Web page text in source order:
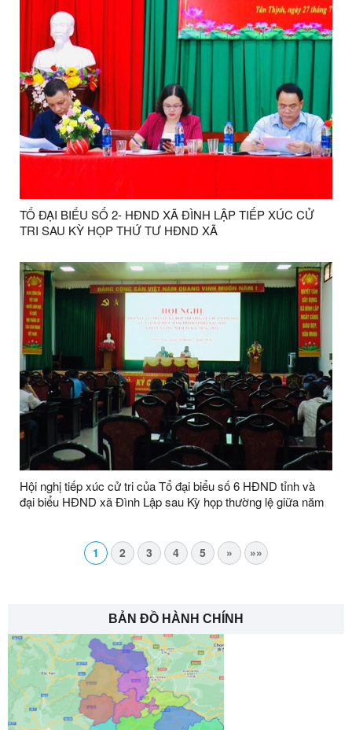
TỔ ĐẠI BIỂU SỐ 2- HĐND XÃ ĐÌNH LẬP TIẾP XÚC CỬ
TRI SAU KỲ HỌP THỨ TƯ HĐND XÃ
Hội nghị tiếp xúc cử tri của Tổ đại biểu số 6 HĐND tỉnh và
đại biểu HĐND xã Đình Lập sau Kỳ họp thường lệ giữa năm
1 2 3 4 5 » »»
BẢN ĐỒ HÀNH CHÍNH